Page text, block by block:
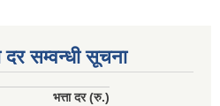
दर सम्वन्धी सूचना
भत्ता दर (रु.)